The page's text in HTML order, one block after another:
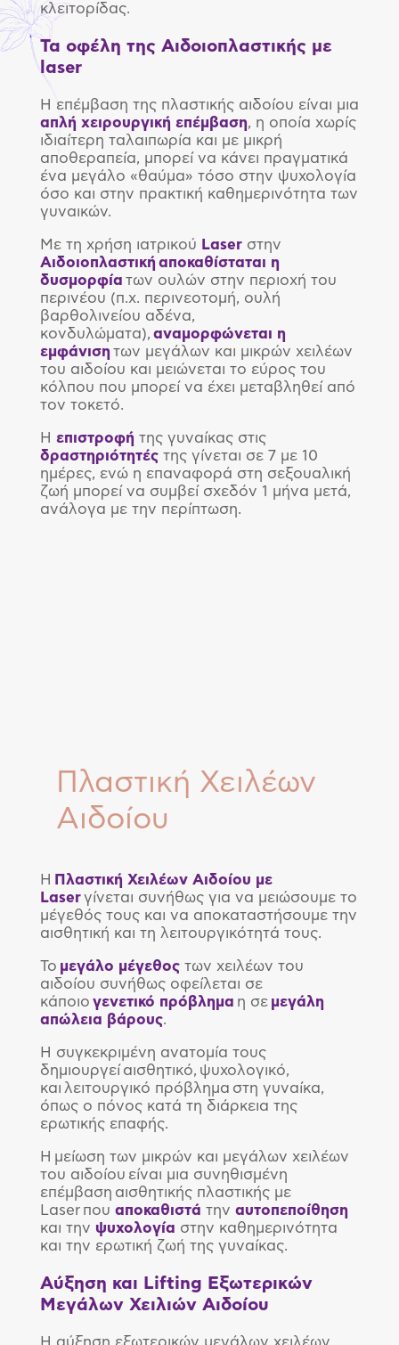
κλειτορίδας.
Τα οφέλη της Αιδοιοπλαστικής με
laser
Η επέμβαση της πλαστικής αιδοίου είναι μια
απλή χειρουργική επέμβαση, η οποία χωρίς
ιδιαίτερη ταλαιπωρία και με μικρή
αποθεραπεία, μπορεί να κάνει πραγματικά
ένα μεγάλο «θαύμα» τόσο στην ψυχολογία
όσο και στην πρακτική καθημερινότητα των
γυναικών.
Με τη χρήση ιατρικού Laserστην
Αιδοιοπλαστική αποκαθίσταται η
δυσμορφία των ουλών στην περιοχή του
περινέου (π.χ. περινεοτομή, ουλή
βαρθολινείου αδένα,
κονδυλώματα), αναμορφώνεται η
εμφάνιση των μεγάλων και μικρών χειλέων
του αιδοίου και μειώνεται το εύρος του
κόλπου που μπορεί να έχει μεταβληθεί από
τον τοκετό.
Η επιστροφή της γυναίκας στις
δραστηριότητέςτης γίνεται σε 7 με 10
ημέρες, ενώ η επαναφορά στη σεξουαλική
ζωή μπορεί να συμβεί σχεδόν 1 μήνα μετά,
ανάλογα με την περίπτωση.
Πλαστική Χειλέων
Αιδοίου
Η Πλαστική Χειλέων Αιδοίου με
Laserγίνεται συνήθως για να μειώσουμε το
μέγεθός τους και να αποκαταστήσουμε την
αισθητική και τη λειτουργικότητά τους.
Το μεγάλο μέγεθοςτων χειλέων του
αιδοίου συνήθως οφείλεται σε
κάποιο γενετικό πρόβλημα η σε μεγάλη
απώλεια βάρους.
Η συγκεκριμένη ανατομία τους
δημιουργεί αισθητικό, ψυχολογικό,
και λειτουργικό πρόβλημα στη γυναίκα,
όπως ο πόνος κατά τη διάρκεια της
ερωτικής επαφής.
Η μείωση των μικρών και μεγάλων χειλέων
του αιδοίου είναι μια συνηθισμένη
επέμβαση αισθητικής πλαστικής με
Laser που αποκαθιστά την αυτοπεποίθηση
και την ψυχολογία στην καθημερινότητα
και την ερωτική ζωή της γυναίκας.
Αύξηση και Lifting Εξωτερικών
Μεγάλων Χειλιών Αιδοίου
Η αύξηση εξωτερικών μεγάλων χειλέων